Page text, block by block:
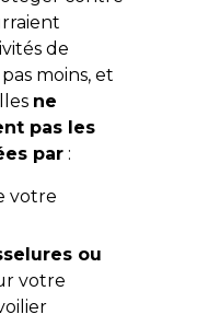
de
moins, et
ne
pas les
par :
votre
ou
votre